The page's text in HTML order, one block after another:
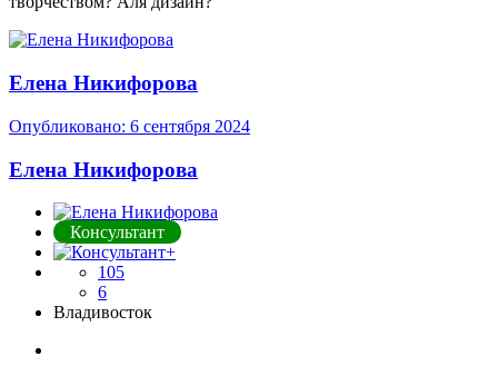
Елена Никифорова
Опубликовано: 6 сентября 2024
Елена Никифорова
Консультант
105
6
Владивосток